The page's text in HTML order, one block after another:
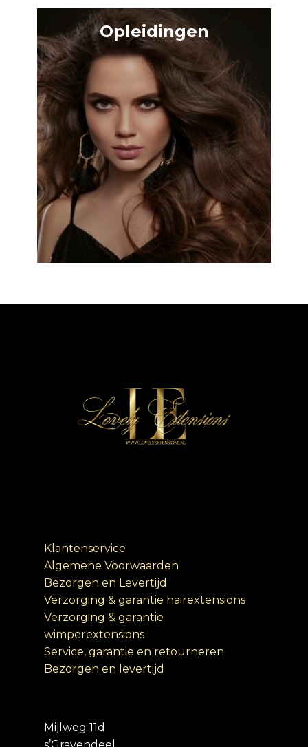
Opleidingen
Klantenservice
Algemene Voorwaarden
Bezorgen en Levertijd
Verzorging & garantie hairextensions
Verzorging & garantie
wimperextensions
Service, garantie en retourneren
Bezorgen en levertijd
Mijlweg 11d